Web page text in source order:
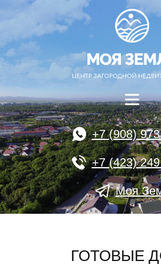
+7 (908)
+7 (423)
Моя
ГОТОВЫЕ